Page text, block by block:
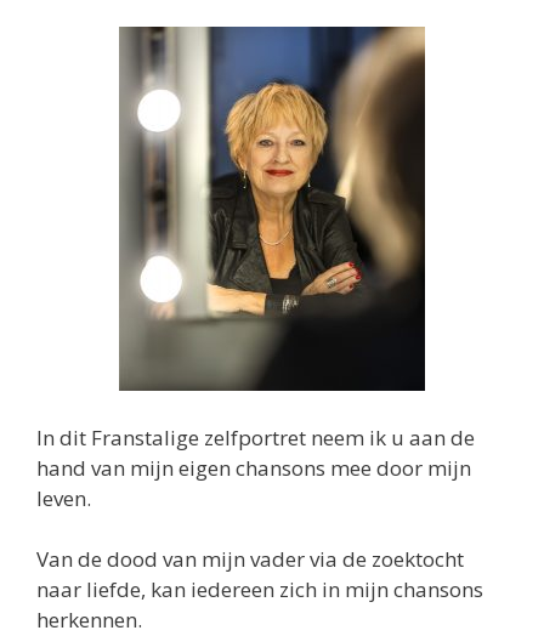
In dit Franstalige zelfportret neem ik u aan de
hand van mijn eigen chansons mee door mijn
leven.
Van de dood van mijn vader via de zoektocht
naar liefde, kan iedereen zich in mijn chansons
herkennen.